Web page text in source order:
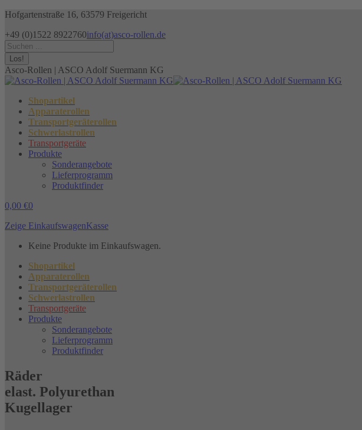
Zum
springen
Hofgartenstraße 16, 63579 Freigericht
+49 (0)1522 8922760info(at)asco-rollen.de
Facebook
page
opens
in
new
window
Instagram
page
opens
in
new
window
X
page
opens
in
new
window
Search:
Asco-Rollen | ASCO Adolf Suermann KG
Shopartikel
Apparaterollen
Transportgeräterollen
Schwerlastrollen
Transportgeräte
Produkte
Sonderangebote
Lieferprogramm
Produktfinder
0,00 €0
Zeige EinkaufswagenKasse
Keine Produkte im Einkaufswagen.
Shopartikel
Apparaterollen
Transportgeräterollen
Schwerlastrollen
Transportgeräte
Produkte
Sonderangebote
Lieferprogramm
Produktfinder
Räder
elast. Polyurethan
Kugellager